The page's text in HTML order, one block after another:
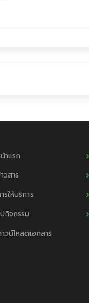
าแรก
วสาร
รให้บริการ
กิจกรรม
วน์โหลดเอกสาร